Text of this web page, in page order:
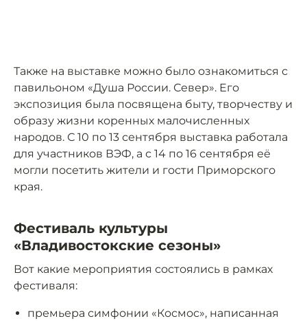
Также на выставке можно было ознакомиться с
павильоном «Душа России. Север». Его
экспозиция была посвящена быту, творчеству и
образу жизни коренных малочисленных
народов. С 10 по 13 сентября выставка работала
для участников ВЭФ, а с 14 по 16 сентября её
могли посетить жители и гости Приморского
края.
Фестиваль культуры
«Владивостокские сезоны»
Вот какие мероприятия состоялись в рамках
фестиваля:
премьера симфонии «Космос», написанная